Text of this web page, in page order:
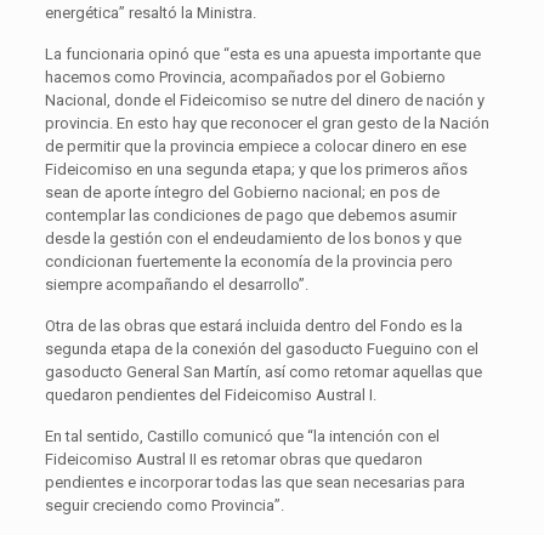
energética” resaltó la Ministra.
La funcionaria opinó que “esta es una apuesta importante que
hacemos como Provincia, acompañados por el Gobierno
Nacional, donde el Fideicomiso se nutre del dinero de nación y
provincia. En esto hay que reconocer el gran gesto de la Nación
de permitir que la provincia empiece a colocar dinero en ese
Fideicomiso en una segunda etapa; y que los primeros años
sean de aporte íntegro del Gobierno nacional; en pos de
contemplar las condiciones de pago que debemos asumir
desde la gestión con el endeudamiento de los bonos y que
condicionan fuertemente la economía de la provincia pero
siempre acompañando el desarrollo”.
Otra de las obras que estará incluida dentro del Fondo es la
segunda etapa de la conexión del gasoducto Fueguino con el
gasoducto General San Martín, así como retomar aquellas que
quedaron pendientes del Fideicomiso Austral I.
En tal sentido, Castillo comunicó que “la intención con el
Fideicomiso Austral II es retomar obras que quedaron
pendientes e incorporar todas las que sean necesarias para
seguir creciendo como Provincia”.